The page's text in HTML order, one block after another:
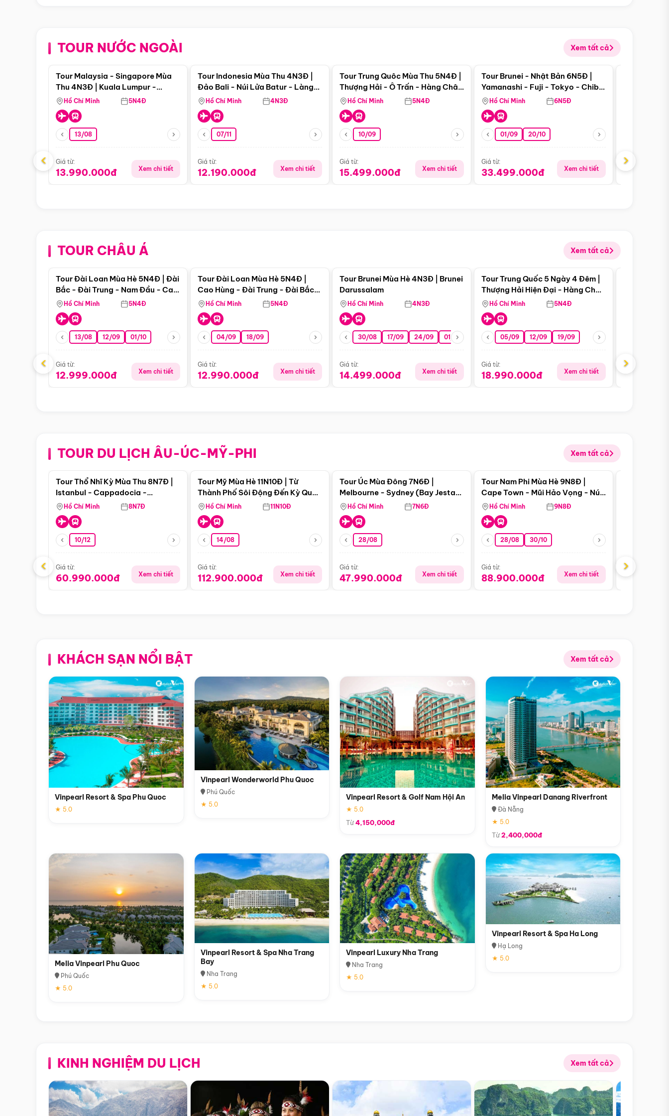
TOUR NƯỚC NGOÀI Xem tất cả
Điểm nổi bật
Tour Malaysia - Singapore Mùa
Thu 4N3Đ | Kuala Lumpur -
Malacca - Johor Baru -
Singapore
Hồ Chí Minh 5N4Đ
13/08
Giá từ:
13.990.000đ Xem chi tiết
Tour Indonesia Mùa Thu 4N3Đ |
Đảo Bali - Núi Lửa Batur - Làng
Penglipuran
Hồ Chí Minh 4N3Đ
07/11
Giá từ:
12.190.000đ Xem chi tiết
Tour Trung Quôc Mùa Thu 5N4Đ |
Thượng Hải - Ô Trấn - Hàng Châu
(Tour Không Shopping)
Hồ Chí Minh 5N4Đ
10/09
Giá từ:
15.499.000đ Xem chi tiết
Điểm nổi bật
Tour Brunei - Nhật Bản 6N5Đ |
Yamanashi - Fuji - Tokyo - Chiba
- Freeday
Hồ Chí Minh 6N5Đ
01/09 20/10
Giá từ:
33.499.000đ Xem chi tiết
Giá từ:
‹ ›
TOUR CHÂU Á Xem tất cả
Điểm nổi bật
Tour Đài Loan Mùa Hè 5N4Đ | Đài
Bắc - Đài Trung - Nam Đầu - Cao
Hùng ( Bay Vn)
Hồ Chí Minh 5N4Đ
13/08 12/09 01/10
Giá từ:
12.999.000đ Xem chi tiết
Tour Đài Loan Mùa Hè 5N4Đ |
Cao Hùng - Đài Trung - Đài Bắc
(Bay Vj)
Hồ Chí Minh 5N4Đ
04/09 18/09
Giá từ:
12.990.000đ Xem chi tiết
Tour Brunei Mùa Hè 4N3Đ | Brunei
Darussalam
Hồ Chí Minh 4N3Đ
30/08 17/09 24/09 01/10 15/10 29/10
Giá từ:
14.499.000đ Xem chi tiết
Điểm nổi bật
Tour Trung Quốc 5 Ngày 4 Đêm |
Thượng Hải Hiện Đại - Hàng Châu
Nên Thơ - Ô Trấn Cổ Kính
Hồ Chí Minh 5N4Đ
05/09 12/09 19/09
Giá từ:
18.990.000đ Xem chi tiết
Giá từ:
‹ ›
TOUR DU LỊCH ÂU-ÚC-MỸ-PHI Xem tất cả
Điểm nổi bật
Tour Thổ Nhĩ Kỳ Mùa Thu 8N7Đ |
Istanbul - Cappadocia -
Pamukkale
Hồ Chí Minh 8N7Đ
10/12
Giá từ:
60.990.000đ Xem chi tiết
Tour Mỹ Mùa Hè 11N10Đ | Từ
Thành Phố Sôi Động Đến Kỳ Quan
Thiên Nhiên Mỹ
Hồ Chí Minh 11N10Đ
14/08
Giá từ:
112.900.000đ Xem chi tiết
Tour Úc Mùa Đông 7N6Đ |
Melbourne - Sydney (Bay Jestar
Airways)
Hồ Chí Minh 7N6Đ
28/08
Giá từ:
47.990.000đ Xem chi tiết
Điểm nổi bật
Tour Nam Phi Mùa Hè 9N8Đ |
Cape Town - Mũi Hảo Vọng - Núi
Bàn - Johannesburg - Pretoria -
Safari - Lodge
Hồ Chí Minh 9N8Đ
28/08 30/10
Giá từ:
88.900.000đ Xem chi tiết
Giá từ:
‹ ›
KHÁCH SẠN NỔI BẬT Xem tất cả
Vinpearl Resort & Spa Phu Quoc
★ 5.0
Vinpearl Wonderworld Phu Quoc
Phú Quốc
★ 5.0
Vinpearl Resort & Golf Nam Hội An
★ 5.0
Từ4,150,000đ
Melia Vinpearl Danang Riverfront
Đà Nẵng
★ 5.0
Từ2,400,000đ
Melia Vinpearl Phu Quoc
Phú Quốc
★ 5.0
Vinpearl Resort & Spa Nha Trang
Bay
Nha Trang
★ 5.0
Vinpearl Luxury Nha Trang
Nha Trang
★ 5.0
Vinpearl Resort & Spa Ha Long
Hạ Long
★ 5.0
KINH NGHIỆM DU LỊCH Xem tất cả